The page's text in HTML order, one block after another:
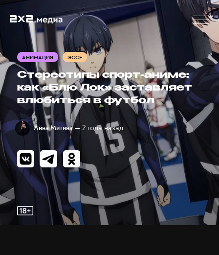
АНИМАЦИЯ ЭССЕ
Стереотипы спорт-аниме:
как «Блю Лок» заставляет
влюбиться в футбол
Анна Митина — 2 года назад